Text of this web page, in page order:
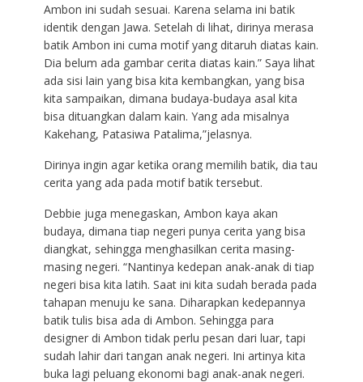
Ambon ini sudah sesuai. Karena selama ini batik
identik dengan Jawa. Setelah di lihat, dirinya merasa
batik Ambon ini cuma motif yang ditaruh diatas kain.
Dia belum ada gambar cerita diatas kain.” Saya lihat
ada sisi lain yang bisa kita kembangkan, yang bisa
kita sampaikan, dimana budaya-budaya asal kita
bisa dituangkan dalam kain. Yang ada misalnya
Kakehang, Patasiwa Patalima,”jelasnya.
Dirinya ingin agar ketika orang memilih batik, dia tau
cerita yang ada pada motif batik tersebut.
Debbie juga menegaskan, Ambon kaya akan
budaya, dimana tiap negeri punya cerita yang bisa
diangkat, sehingga menghasilkan cerita masing-
masing negeri. “Nantinya kedepan anak-anak di tiap
negeri bisa kita latih. Saat ini kita sudah berada pada
tahapan menuju ke sana. Diharapkan kedepannya
batik tulis bisa ada di Ambon. Sehingga para
designer di Ambon tidak perlu pesan dari luar, tapi
sudah lahir dari tangan anak negeri. Ini artinya kita
buka lagi peluang ekonomi bagi anak-anak negeri.